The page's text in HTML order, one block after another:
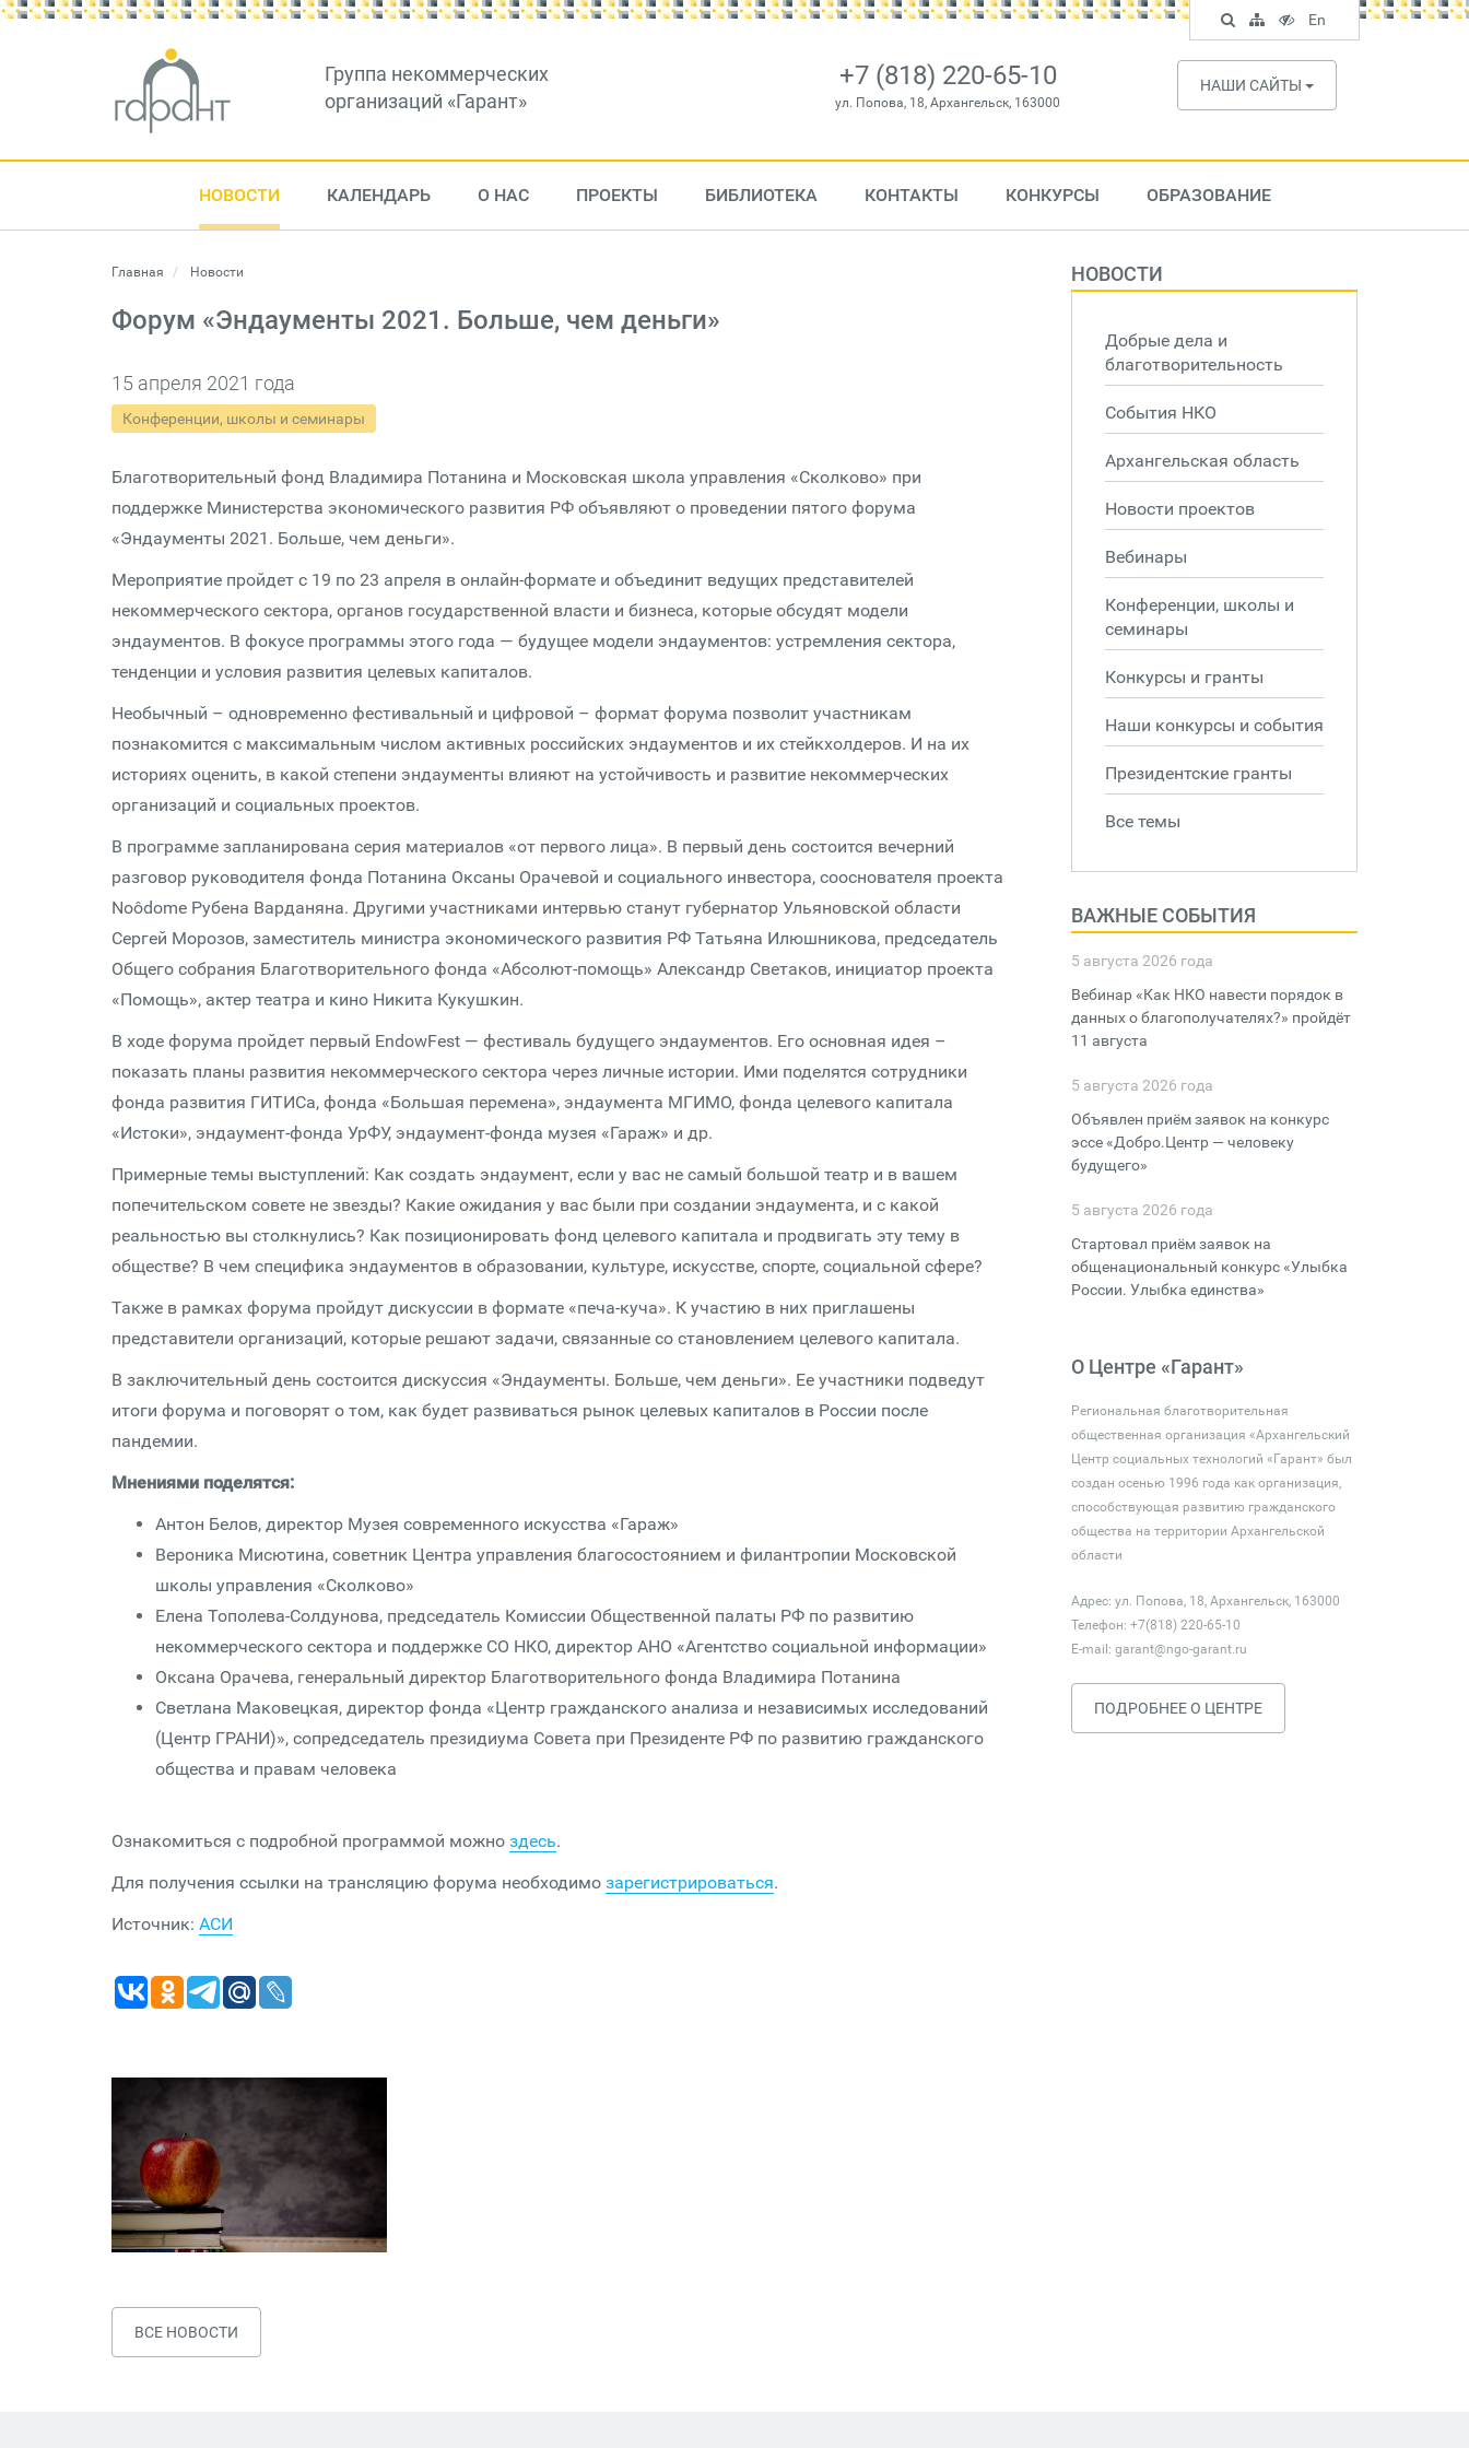
Группа некоммерческих
организаций «Гарант»
+7 (818) 220-65-10
ул. Попова, 18, Архангельск, 163000
НАШИ САЙТЫ
НОВОСТИ КАЛЕНДАРЬ О НАС ПРОЕКТЫ БИБЛИОТЕКА КОНТАКТЫ КОНКУРСЫ ОБРАЗОВАНИЕ
Главная Новости
Форум «Эндаументы 2021. Больше, чем деньги»
15 апреля 2021 года
Конференции, школы и семинары
Благотворительный фонд Владимира Потанина и Московская школа управления «Сколково» при
поддержке Министерства экономического развития РФ объявляют о проведении пятого форума
«Эндаументы 2021. Больше, чем деньги».
Мероприятие пройдет с 19 по 23 апреля в онлайн-формате и объединит ведущих представителей
некоммерческого сектора, органов государственной власти и бизнеса, которые обсудят модели
эндаументов. В фокусе программы этого года — будущее модели эндаументов: устремления сектора,
тенденции и условия развития целевых капиталов.
Необычный – одновременно фестивальный и цифровой – формат форума позволит участникам
познакомится с максимальным числом активных российских эндаументов и их стейкхолдеров. И на их
историях оценить, в какой степени эндаументы влияют на устойчивость и развитие некоммерческих
организаций и социальных проектов.
В программе запланирована серия материалов «от первого лица». В первый день состоится вечерний
разговор руководителя фонда Потанина Оксаны Орачевой и социального инвестора, сооснователя проекта
Noôdome Рубена Варданяна. Другими участниками интервью станут губернатор Ульяновской области
Сергей Морозов, заместитель министра экономического развития РФ Татьяна Илюшникова, председатель
Общего собрания Благотворительного фонда «Абсолют-помощь» Александр Светаков, инициатор проекта
«Помощь», актер театра и кино Никита Кукушкин.
В ходе форума пройдет первый EndowFest — фестиваль будущего эндаументов. Его основная идея –
показать планы развития некоммерческого сектора через личные истории. Ими поделятся сотрудники
фонда развития ГИТИСа, фонда «Большая перемена», эндаумента МГИМО, фонда целевого капитала
«Истоки», эндаумент-фонда УрФУ, эндаумент-фонда музея «Гараж» и др.
Примерные темы выступлений: Как создать эндаумент, если у вас не самый большой театр и в вашем
попечительском совете не звезды? Какие ожидания у вас были при создании эндаумента, и с какой
реальностью вы столкнулись? Как позиционировать фонд целевого капитала и продвигать эту тему в
обществе? В чем специфика эндаументов в образовании, культуре, искусстве, спорте, социальной сфере?
Также в рамках форума пройдут дискуссии в формате «печа-куча». К участию в них приглашены
представители организаций, которые решают задачи, связанные со становлением целевого капитала.
В заключительный день состоится дискуссия «Эндаументы. Больше, чем деньги». Ее участники подведут
итоги форума и поговорят о том, как будет развиваться рынок целевых капиталов в России после
пандемии.
Мнениями поделятся:
Антон Белов, директор Музея современного искусства «Гараж»
Вероника Мисютина, советник Центра управления благосостоянием и филантропии Московской
школы управления «Сколково»
Елена Тополева-Солдунова, председатель Комиссии Общественной палаты РФ по развитию
некоммерческого сектора и поддержке СО НКО, директор АНО «Агентство социальной информации»
Оксана Орачева, генеральный директор Благотворительного фонда Владимира Потанина
Светлана Маковецкая, директор фонда «Центр гражданского анализа и независимых исследований
(Центр ГРАНИ)», сопредседатель президиума Совета при Президенте РФ по развитию гражданского
общества и правам человека
Ознакомиться с подробной программой можно здесь.
Для получения ссылки на трансляцию форума необходимо зарегистрироваться.
Источник: АСИ
ВСЕ НОВОСТИ
НОВОСТИ
Добрые дела и
благотворительность
События НКО
Архангельская область
Новости проектов
Вебинары
Конференции, школы и
семинары
Конкурсы и гранты
Наши конкурсы и события
Президентские гранты
Все темы
ВАЖНЫЕ СОБЫТИЯ
5 августа 2026 года
Вебинар «Как НКО навести порядок в
данных о благополучателях?» пройдёт
11 августа
5 августа 2026 года
Объявлен приём заявок на конкурс
эссе «Добро.Центр — человеку
будущего»
5 августа 2026 года
Стартовал приём заявок на
общенациональный конкурс «Улыбка
России. Улыбка единства»
О Центре «Гарант»
Региональная благотворительная
общественная организация «Архангельский
Центр социальных технологий «Гарант» был
создан осенью 1996 года как организация,
способствующая развитию гражданского
общества на территории Архангельской
области
Адрес: ул. Попова, 18, Архангельск, 163000
Телефон: +7(818) 220-65-10
E-mail: garant@ngo-garant.ru
ПОДРОБНЕЕ О ЦЕНТРЕ
Поиск
по
сайту
Карта
сайта
Версия
для
слабовидящих
En
English